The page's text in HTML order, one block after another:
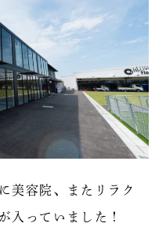
美容院、またリラク
入っていました！